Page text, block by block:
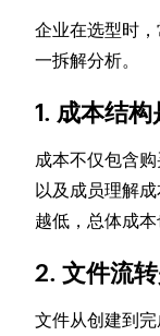
企业在选型时
一拆解分析。
1. 成本结构
成本不仅包含
以及成员理解
越低，总体成本
2. 文件流
文件从创建到